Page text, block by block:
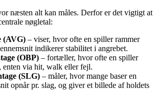
næsten alt kan måles. Derfor er det vigtigt at
nøgletal:
(AVG) – viser, hvor ofte en spiller rammer
indikerer stabilitet i angrebet.
(OBP) – fortæller, hvor ofte en spiller
enten via hit, walk eller fejl.
(SLG) – måler, hvor mange baser en
opnår pr. slag, og giver et billede af holdets